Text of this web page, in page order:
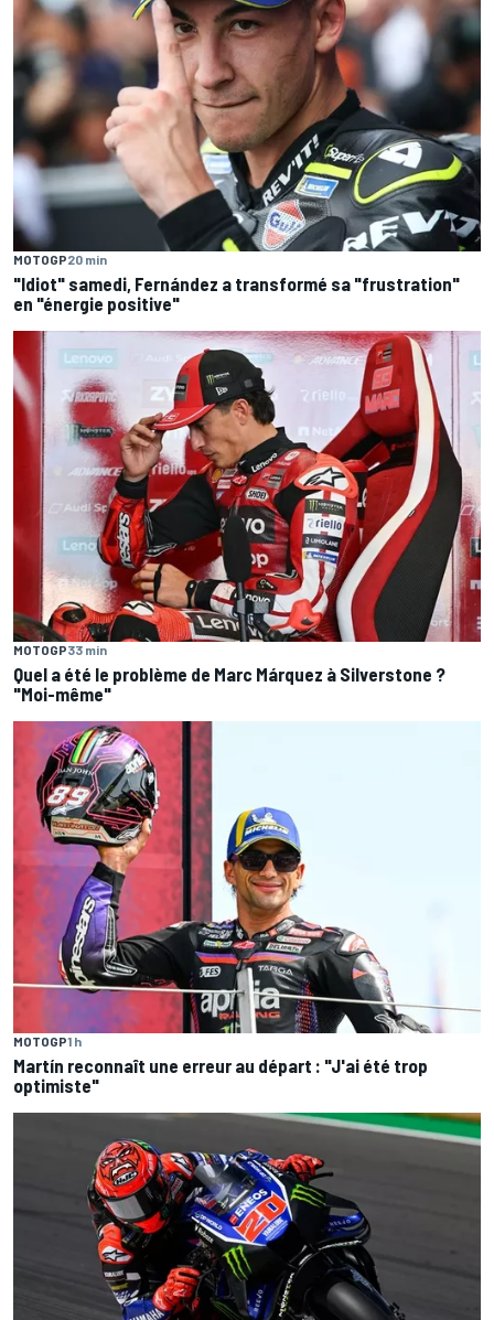
MOTOGP20 min
"Idiot" samedi, Fernández a transformé sa "frustration"
en "énergie positive"
MOTOGP33 min
Quel a été le problème de Marc Márquez à Silverstone ?
"Moi-même"
MOTOGP1 h
Martín reconnaît une erreur au départ : "J'ai été trop
optimiste"